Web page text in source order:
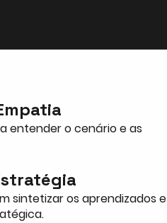
entender o cenário e as
sintetizar os aprendizados e